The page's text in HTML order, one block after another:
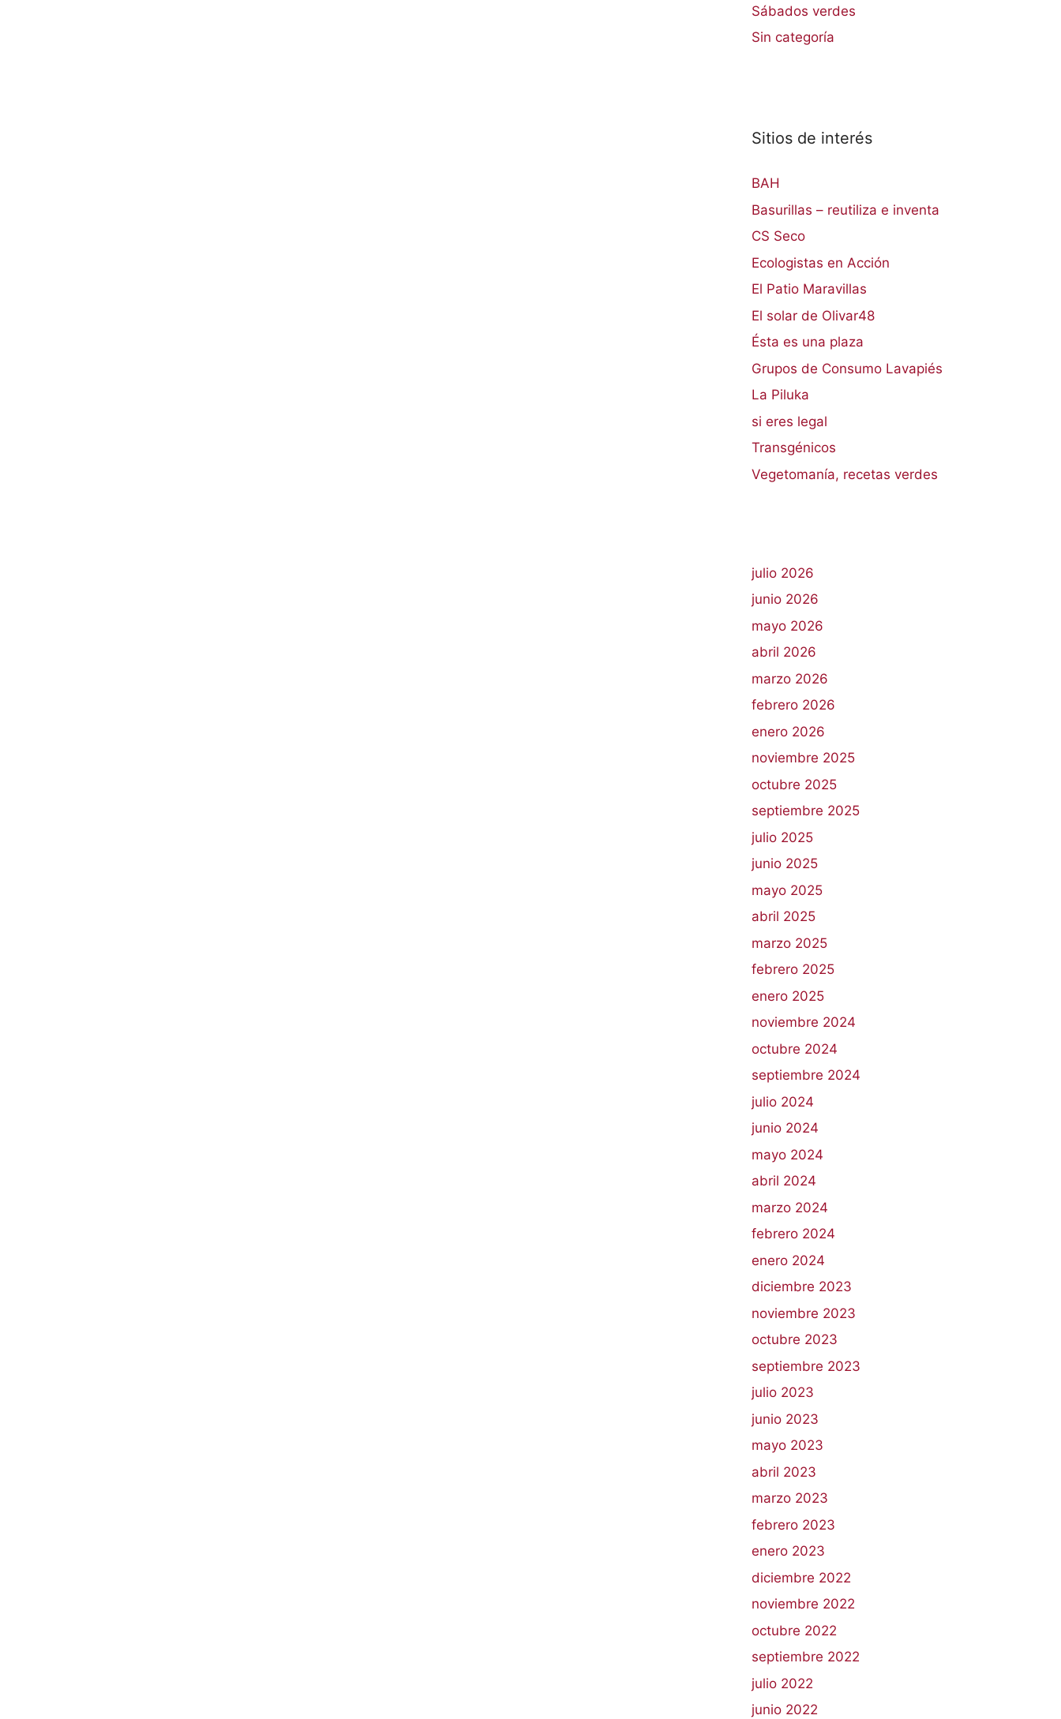
Sábados verdes
Sin categoría
Sitios de interés
BAH
Basurillas – reutiliza e inventa
CS Seco
Ecologistas en Acción
El Patio Maravillas
El solar de Olivar48
Ésta es una plaza
Grupos de Consumo Lavapiés
La Piluka
si eres legal
Transgénicos
Vegetomanía, recetas verdes
julio 2026
junio 2026
mayo 2026
abril 2026
marzo 2026
febrero 2026
enero 2026
noviembre 2025
octubre 2025
septiembre 2025
julio 2025
junio 2025
mayo 2025
abril 2025
marzo 2025
febrero 2025
enero 2025
noviembre 2024
octubre 2024
septiembre 2024
julio 2024
junio 2024
mayo 2024
abril 2024
marzo 2024
febrero 2024
enero 2024
diciembre 2023
noviembre 2023
octubre 2023
septiembre 2023
julio 2023
junio 2023
mayo 2023
abril 2023
marzo 2023
febrero 2023
enero 2023
diciembre 2022
noviembre 2022
octubre 2022
septiembre 2022
julio 2022
junio 2022